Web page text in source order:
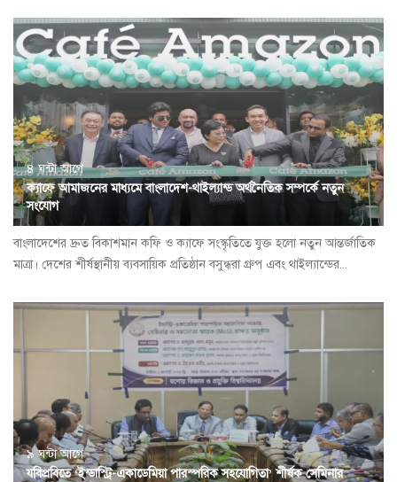
৪ ঘন্টা আগে
ক্যাফে আমাজনের মাধ্যমে বাংলাদেশ-থাইল্যান্ড অর্থনৈতিক সম্পর্কে নতুন
সংযোগ
বাংলাদেশের দ্রুত বিকাশমান কফি ও ক্যাফে সংস্কৃতিতে যুক্ত হলো নতুন আন্তর্জাতিক
মাত্রা। দেশের শীর্ষস্থানীয় ব্যবসায়িক প্রতিষ্ঠান বসুন্ধরা গ্রুপ এবং থাইল্যান্ডের...
৯ ঘন্টা আগে
যবিপ্রবিতে ‘ইন্ডাস্ট্রি-একাডেমিয়া পারস্পরিক সহযোগিতা’ শীর্ষক সেমিনার